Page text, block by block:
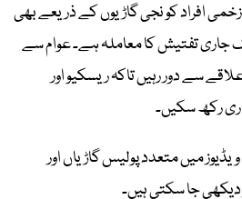
افراد کو نجی گاڑیوں کے ذریعے بھی
جاری تفتیش کا معاملہ ہے۔ عوام سے
سے دور رہیں تاکہ ریسکیو اور
رکھ سکیں۔
میں متعدد پولیس گاڑیاں اور
دیکھی جا سکتی ہیں۔